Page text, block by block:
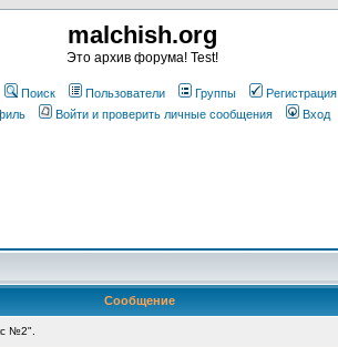
malchish.org
Это архив форума! Test!
Поиск Пользователи Группы
Регистрация
Войти и проверить личные сообщения Вход
Сообщение
№2".